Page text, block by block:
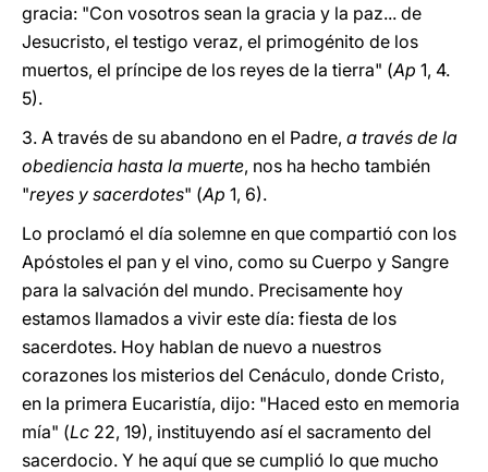
gracia: "Con vosotros sean la gracia y la paz... de
Jesucristo, el testigo veraz, el primogénito de los
muertos, el príncipe de los reyes de la tierra" (Ap 1, 4.
5).
3. A través de su abandono en el Padre, a través de la
obediencia hasta la muerte, nos ha hecho también
"reyes y sacerdotes" (Ap 1, 6).
Lo proclamó el día solemne en que compartió con los
Apóstoles el pan y el vino, como su Cuerpo y Sangre
para la salvación del mundo. Precisamente hoy
estamos llamados a vivir este día: fiesta de los
sacerdotes. Hoy hablan de nuevo a nuestros
corazones los misterios del Cenáculo, donde Cristo,
en la primera Eucaristía, dijo: "Haced esto en memoria
mía" (Lc 22, 19), instituyendo así el sacramento del
sacerdocio. Y he aquí que se cumplió lo que mucho